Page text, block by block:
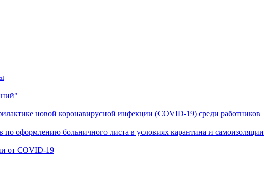
новой коронавирусной инфекции (COVID-19) среди работников
по оформлению больничного листа в условиях карантина и самоизоляции
от COVID-19